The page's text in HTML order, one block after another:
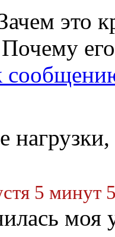
это
5 минут
моя